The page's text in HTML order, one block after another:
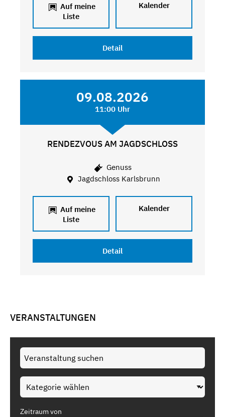
Auf meine
Liste
Kalender
Detail
09.08.2026
11:00 Uhr
RENDEZVOUS AM JAGDSCHLOSS
Genuss
Jagdschloss Karlsbrunn
Auf meine
Liste
Kalender
Detail
VERANSTALTUNGEN
Zeitraum von